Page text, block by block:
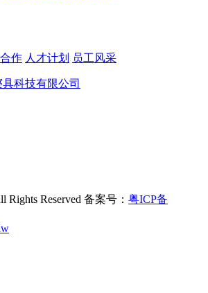
作 人才计划 员工风采
Reserved 备案号： 粤ICP备